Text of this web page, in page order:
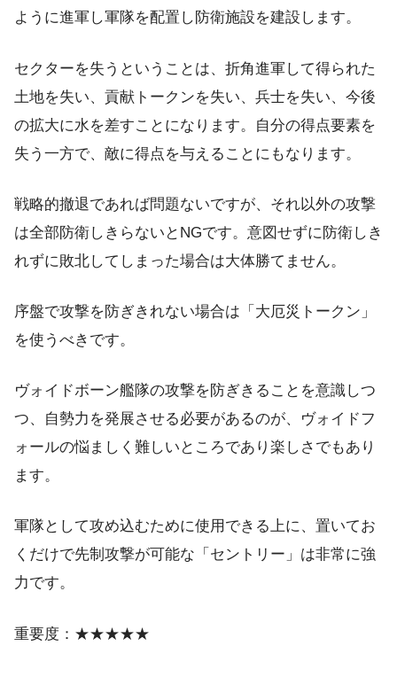
ように進軍し軍隊を配置し防衛施設を建設します。
セクターを失うということは、折角進軍して得られた
土地を失い、貢献トークンを失い、兵士を失い、今後
の拡大に水を差すことになります。自分の得点要素を
失う一方で、敵に得点を与えることにもなります。
戦略的撤退であれば問題ないですが、それ以外の攻撃
は全部防衛しきらないとNGです。意図せずに防衛しき
れずに敗北してしまった場合は大体勝てません。
序盤で攻撃を防ぎきれない場合は「大厄災トークン」
を使うべきです。
ヴォイドボーン艦隊の攻撃を防ぎきることを意識しつ
つ、自勢力を発展させる必要があるのが、ヴォイドフ
ォールの悩ましく難しいところであり楽しさでもあり
ます。
軍隊として攻め込むために使用できる上に、置いてお
くだけで先制攻撃が可能な「セントリー」は非常に強
力です。
重要度：★★★★★